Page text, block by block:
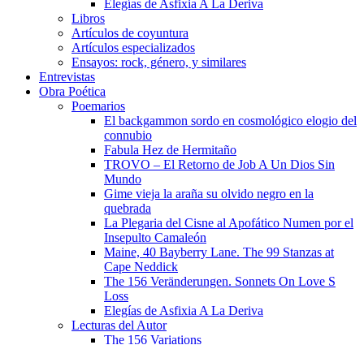
Elegías de Asfixia A La Deriva
Libros
Artículos de coyuntura
Artículos especializados
Ensayos: rock, género, y similares
Entrevistas
Obra Poética
Poemarios
El backgammon sordo en cosmológico elogio del
connubio
Fabula Hez de Hermitaño
TROVO – El Retorno de Job A Un Dios Sin
Mundo
Gime vieja la araña su olvido negro en la
quebrada
La Plegaria del Cisne al Apofático Numen por el
Insepulto Camaleón
Maine, 40 Bayberry Lane. The 99 Stanzas at
Cape Neddick
The 156 Veränderungen. Sonnets On Love S
Loss
Elegías de Asfixia A La Deriva
Lecturas del Autor
The 156 Variations